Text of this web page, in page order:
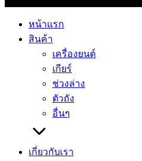
หน้าแรก
สินค้า
เครื่องยนต์
เกียร์
ช่วงล่าง
ตัวถัง
อื่นๆ
เกี่ยวกับเรา